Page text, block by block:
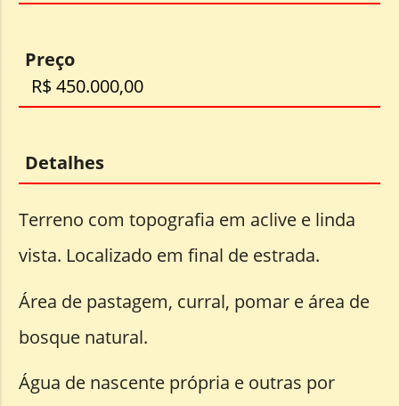
Preço
R$ 450.000,00
Detalhes
Terreno com topografia em aclive e linda
vista. Localizado em final de estrada.
Área de pastagem, curral, pomar e área de
bosque natural.
Água de nascente própria e outras por